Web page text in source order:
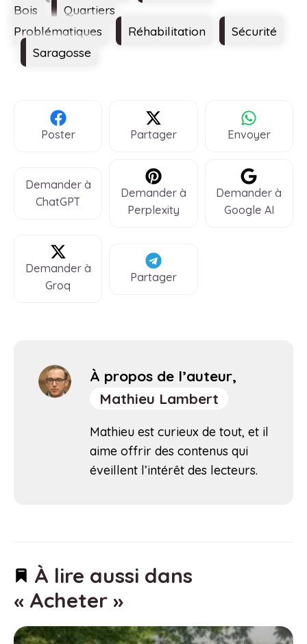
Bois
Quartiers
Problématiques
Réhabilitation
Sécurité
Saragosse
Poster Partager Envoyer
Demander à
ChatGPT
Demander à
Perplexity
Demander à
Google AI
Demander à
Groq
Partager
À propos de l’auteur,
Mathieu Lambert
Mathieu est curieux de tout, et il
aime offrir des contenus qui
éveillent l’intérêt des lecteurs.
À lire aussi dans
« Acheter »